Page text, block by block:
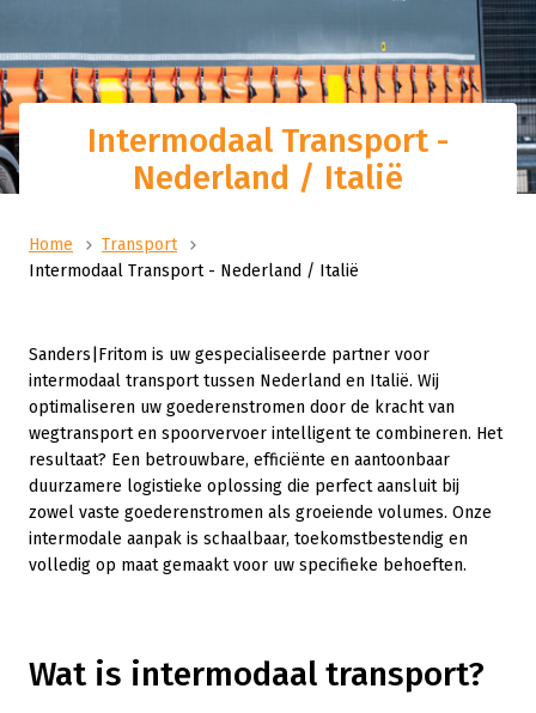
Intermodaal Transport -
Nederland / Italië
Home
Transport
Intermodaal Transport - Nederland / Italië
Sanders|Fritom is uw gespecialiseerde partner voor
intermodaal transport tussen Nederland en Italië. Wij
optimaliseren uw goederenstromen door de kracht van
wegtransport en spoorvervoer intelligent te combineren. Het
resultaat? Een betrouwbare, efficiënte en aantoonbaar
duurzamere logistieke oplossing die perfect aansluit bij
zowel vaste goederenstromen als groeiende volumes. Onze
intermodale aanpak is schaalbaar, toekomstbestendig en
volledig op maat gemaakt voor uw specifieke behoeften.
Wat is intermodaal transport?